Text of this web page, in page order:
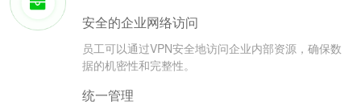
安全的企业网络访问
员工可以通过VPN安全地访问企业内部资源，确保数
据的机密性和完整性。
统一管理